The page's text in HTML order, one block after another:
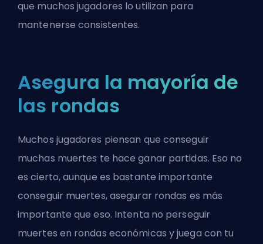
que muchos jugadores lo utilizan para
mantenerse consistentes.
Asegura la mayoría de
las rondas
Muchos jugadores piensan que conseguir
muchas muertes te hace ganar partidas. Eso no
es cierto, aunque es bastante importante
conseguir muertes, asegurar rondas es más
importante que eso. Intenta no perseguir
muertes en rondas económicas y juega con tu